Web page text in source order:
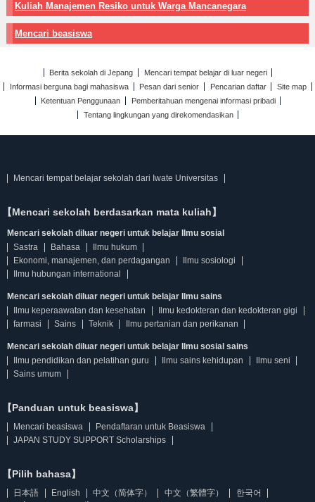
Kuliah Manajemen Resiko untuk Warga Mancanegara
Mencari beasiswa
Berita sekolah di Jepang
Mencari tempat belajar di luar negeri
Informasi berguna bagi mahasiswa
Pesan dari senior Pencarian daftar
Site map
Ketentuan Penggunaan
Pemberitahuan mengenai informasi pribadi
Tentang lingkungan yang direkomendasikan
Mencari tempat belajar sekolah dari Iwate Universitas
【Mencari sekolah berdasarkan mata kuliah】
Mencari sekolah diluar negeri untuk belajar Ilmu sosial
Sastra
Bahasa
Ilmu hukum
Ekonomi, manajemen, dan perdagangan
Ilmu sosiologi
Ilmu hubungan international
Mencari sekolah diluar negeri untuk belajar Ilmu sains
Ilmu keperaawatan dan kesehatan
Ilmu kedokteran dan kedokteran gigi
farmasi
Sains Teknik Ilmu pertanian dan perikanan
Mencari sekolah diluar negeri untuk belajar Ilmu sosial sains
Ilmu pendidikan dan pelatihan guru
Ilmu sains kehidupan
Ilmu seni
Sains umum
【Panduan untuk beasiswa】
Mencari beasiswa
Pendaftaran untuk Beasiswa
JAPAN STUDY SUPPORT Scholarships
【Pilih bahasa】
日本語 English 中文（简体字） 中文（繁體字）
한국어